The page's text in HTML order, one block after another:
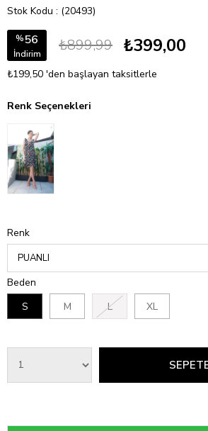
Stok Kodu (20493)
%56
İndirim ₺899,99 ₺399,00
₺199,50 'den başlayan taksitlerle
Renk Seçenekleri
Renk
Beden
S
M L XL